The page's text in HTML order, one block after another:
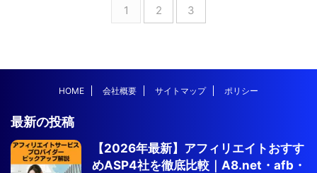
1 2 3
HOME 会社概要 サイトマップ ポリシー
最新の投稿
【2026年最新】アフィリエイトおすす
めASP4社を徹底比較｜A8.net・afb・